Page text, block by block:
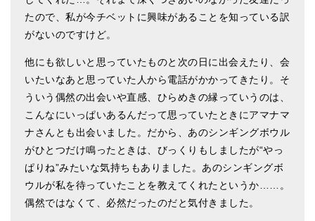
たので、私が今チベットに興味があることを知っている訳
がないのですけど。
他にも欲しいと思っていたものと次の日に出会えたり、会
いたいなあと思っていた人から電話がかかってきたり。そ
ういう偶然の出会いや直感、ひらめきの縁っていうのは、
こんなにいっぱいあるんだって思っていたときにアマナマ
ナさんとも出会いました。だから、あのシンギングボウル
がひとつだけ鳴ったときは、びっくりもしましたが“やっ
ぱりね”みたいな気持ちもありました。あのシンギングボ
ウルが私を待っていたことを教えてくれたというか……。
偶然ではなくて、必然だったのだと気付きました。